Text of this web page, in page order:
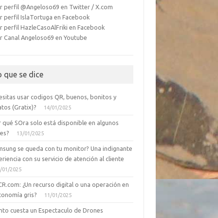
perfil @Angeloso69 en Twitter / X.com
perfil IslaTortuga en Facebook
perfil HazleCasoAlFriki en Facebook
Canal Angeloso69 en Youtube
que se dice
usar codigos QR, buenos, bonitos y
(Gratix)?
14/01/2025
qué SOra solo está disponible en algunos
13/01/2025
se queda con tu monitor? Una indignante
con su servicio de atención al cliente
01/2025
¿Un recurso digital o una operación en
gris?
11/01/2025
cuesta un Espectaculo de Drones